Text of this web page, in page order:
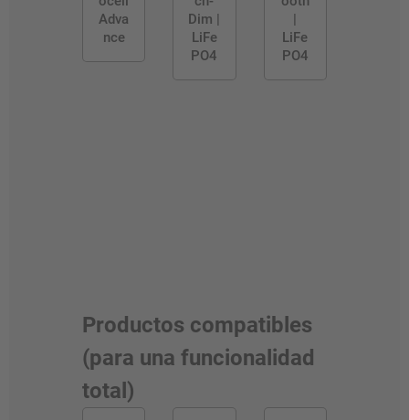
Adva
nce
Dim |
LiFe
PO4
|
LiFe
PO4
Productos compatibles
(para una funcionalidad
total)